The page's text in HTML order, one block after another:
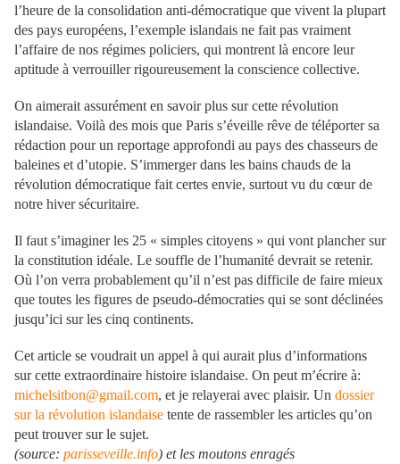
l’heure de la consolidation anti-démocratique que vivent la plupart
des pays européens, l’exemple islandais ne fait pas vraiment
l’affaire de nos régimes policiers, qui montrent là encore leur
aptitude à verrouiller rigoureusement la conscience collective.
On aimerait assurément en savoir plus sur cette révolution
islandaise. Voilà des mois que Paris s’éveille rêve de téléporter sa
rédaction pour un reportage approfondi au pays des chasseurs de
baleines et d’utopie. S’immerger dans les bains chauds de la
révolution démocratique fait certes envie, surtout vu du cœur de
notre hiver sécuritaire.
Il faut s’imaginer les 25 « simples citoyens » qui vont plancher sur
la constitution idéale. Le souffle de l’humanité devrait se retenir.
Où l’on verra probablement qu’il n’est pas difficile de faire mieux
que toutes les figures de pseudo-démocraties qui se sont déclinées
jusqu’ici sur les cinq continents.
Cet article se voudrait un appel à qui aurait plus d’informations
sur cette extraordinaire histoire islandaise. On peut m’écrire à:
michelsitbon@gmail.com, et je relayerai avec plaisir. Un dossier
sur la révolution islandaise tente de rassembler les articles qu’on
peut trouver sur le sujet.
(source: parisseveille.info) et les moutons enragés